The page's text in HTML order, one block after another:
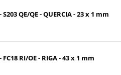
QE/QE - QUERCIA - 23 x 1 mm
FC18 RI/OE - RIGA - 43 x 1 mm